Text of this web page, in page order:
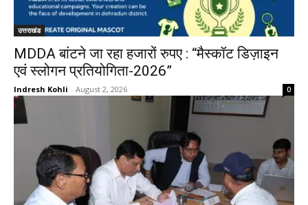
उत्तराखंड
MDDA बांटने जा रहा हजारों रुपए : “मैस्कॉट डिज़ाइन
एवं स्लोगन प्रतियोगिता-2026”
Indresh Kohli - August 2, 2026 0